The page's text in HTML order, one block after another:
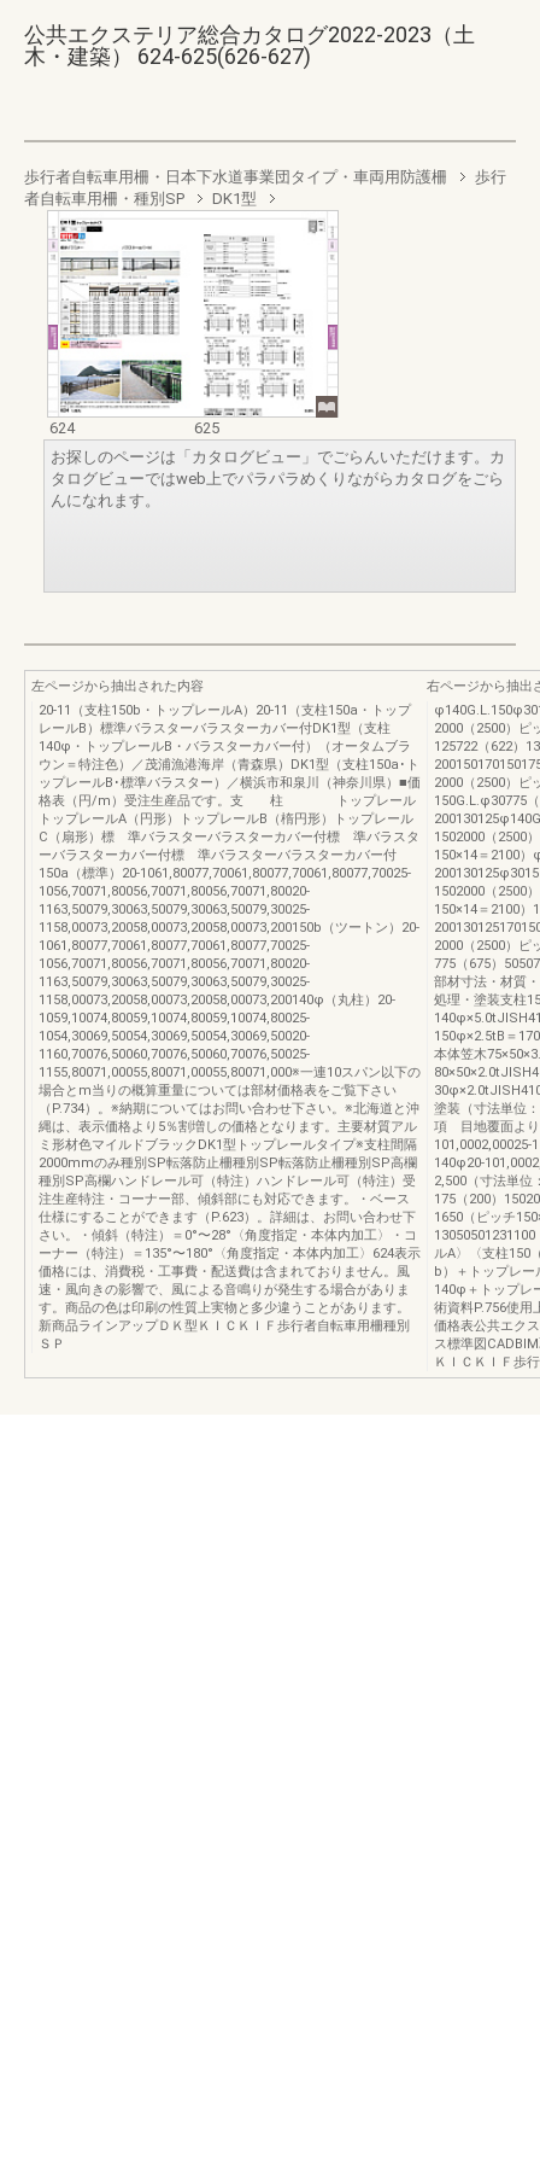
公共エクステリア総合カタログ2022-2023（土
木・建築） 624-625(626-627)
歩行者自転車用柵・日本下水道事業団タイプ・車両用防護柵
歩行
者自転車用柵・種別SP
DK1型
624
625
お探しのページは「カタログビュー」でごらんいただけます。カ
タログビューではweb上でパラパラめくりながらカタログをごら
んになれます。
左ページから抽出された内容
20-11（支柱150b・トップレールA）20-11（支柱150a・トップ
レールB）標準バラスターバラスターカバー付DK1型（支柱
140φ・トップレールB・バラスターカバー付）（オータムブラ
ウン＝特注色）／茂浦漁港海岸（青森県）DK1型（支柱150a･ト
ップレールB･標準バラスター）／横浜市和泉川（神奈川県）■価
格表（円/m）受注生産品です。支 柱 トップレール
トップレールA（円形）トップレールB（楕円形）トップレール
C（扇形）標 準バラスターバラスターカバー付標 準バラスタ
ーバラスターカバー付標 準バラスターバラスターカバー付
150a（標準）20-1061,80077,70061,80077,70061,80077,70025-
1056,70071,80056,70071,80056,70071,80020-
1163,50079,30063,50079,30063,50079,30025-
1158,00073,20058,00073,20058,00073,200150b（ツートン）20-
1061,80077,70061,80077,70061,80077,70025-
1056,70071,80056,70071,80056,70071,80020-
1163,50079,30063,50079,30063,50079,30025-
1158,00073,20058,00073,20058,00073,200140φ（丸柱）20-
1059,10074,80059,10074,80059,10074,80025-
1054,30069,50054,30069,50054,30069,50020-
1160,70076,50060,70076,50060,70076,50025-
1155,80071,00055,80071,00055,80071,000※一連10スパン以下の
場合とm当りの概算重量については部材価格表をご覧下さい
（P.734）。※納期についてはお問い合わせ下さい。※北海道と沖
縄は、表示価格より5％割増しの価格となります。主要材質アル
ミ形材色マイルドブラックDK1型トップレールタイプ※支柱間隔
2000mmのみ種別SP転落防止柵種別SP転落防止柵種別SP高欄
種別SP高欄ハンドレール可（特注）ハンドレール可（特注）受
注生産特注・コーナー部、傾斜部にも対応できます。・ベース
仕様にすることができます（P.623）。詳細は、お問い合わせ下
さい。・傾斜（特注）＝0°〜28°〈角度指定・本体内加工〉・コ
ーナー（特注）＝135°〜180°〈角度指定・本体内加工〉624表示
価格には、消費税・工事費・配送費は含まれておりません。風
速・風向きの影響で、風による音鳴りが発生する場合がありま
す。商品の色は印刷の性質上実物と多少違うことがあります。
新商品ラインアップＤＫ型ＫＩＣＫＩＦ歩行者自転車用柵種別
ＳＰ
右ページから抽出
2000（2500）ピ
125722（622）
2000（2500）ピ
150G.L.φ30775
1502000（2500
150×14＝2100）
1502000（2500
150×14＝2100）
2000（2500）ピ
775（675）
部材寸法・材質
処理・塗装支柱
150φ×2.5tB＝
本体笠木
塗装（寸
項 目地覆面より
101,0002,00025-
140φ20-
2,500（寸法単位
175（200）
1650（ピッチ
ルA〉〈支柱150
b）＋トップレ
140φ＋トップレ
術資料P.756使用
価格表公共エク
ス標準図
ＫＩＣＫＩＦ歩